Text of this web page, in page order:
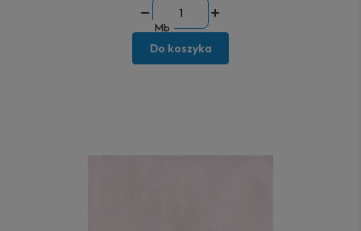
Mb
Do koszyka